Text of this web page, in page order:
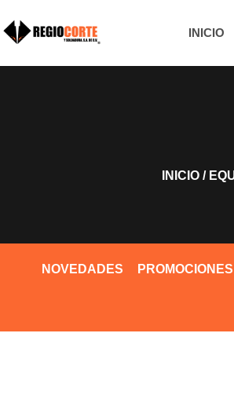
INICIO
INICIO/
NOVEDADES PROMOCIONES